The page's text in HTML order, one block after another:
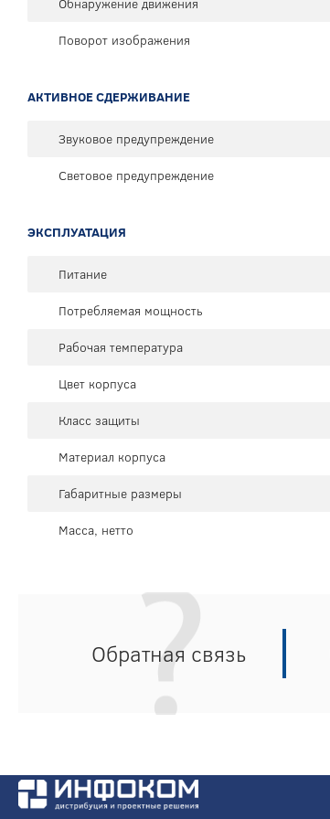
Обнаружение движения
Поворот изображения
АКТИВНОЕ СДЕРЖИВАНИЕ
Звуковое предупреждение
Световое предупреждение
ЭКСПЛУАТАЦИЯ
Питание
Потребляемая мощность
Рабочая температура
Цвет корпуса
Класс защиты
Материал корпуса
Габаритные размеры
Масса, нетто
Обратная связь